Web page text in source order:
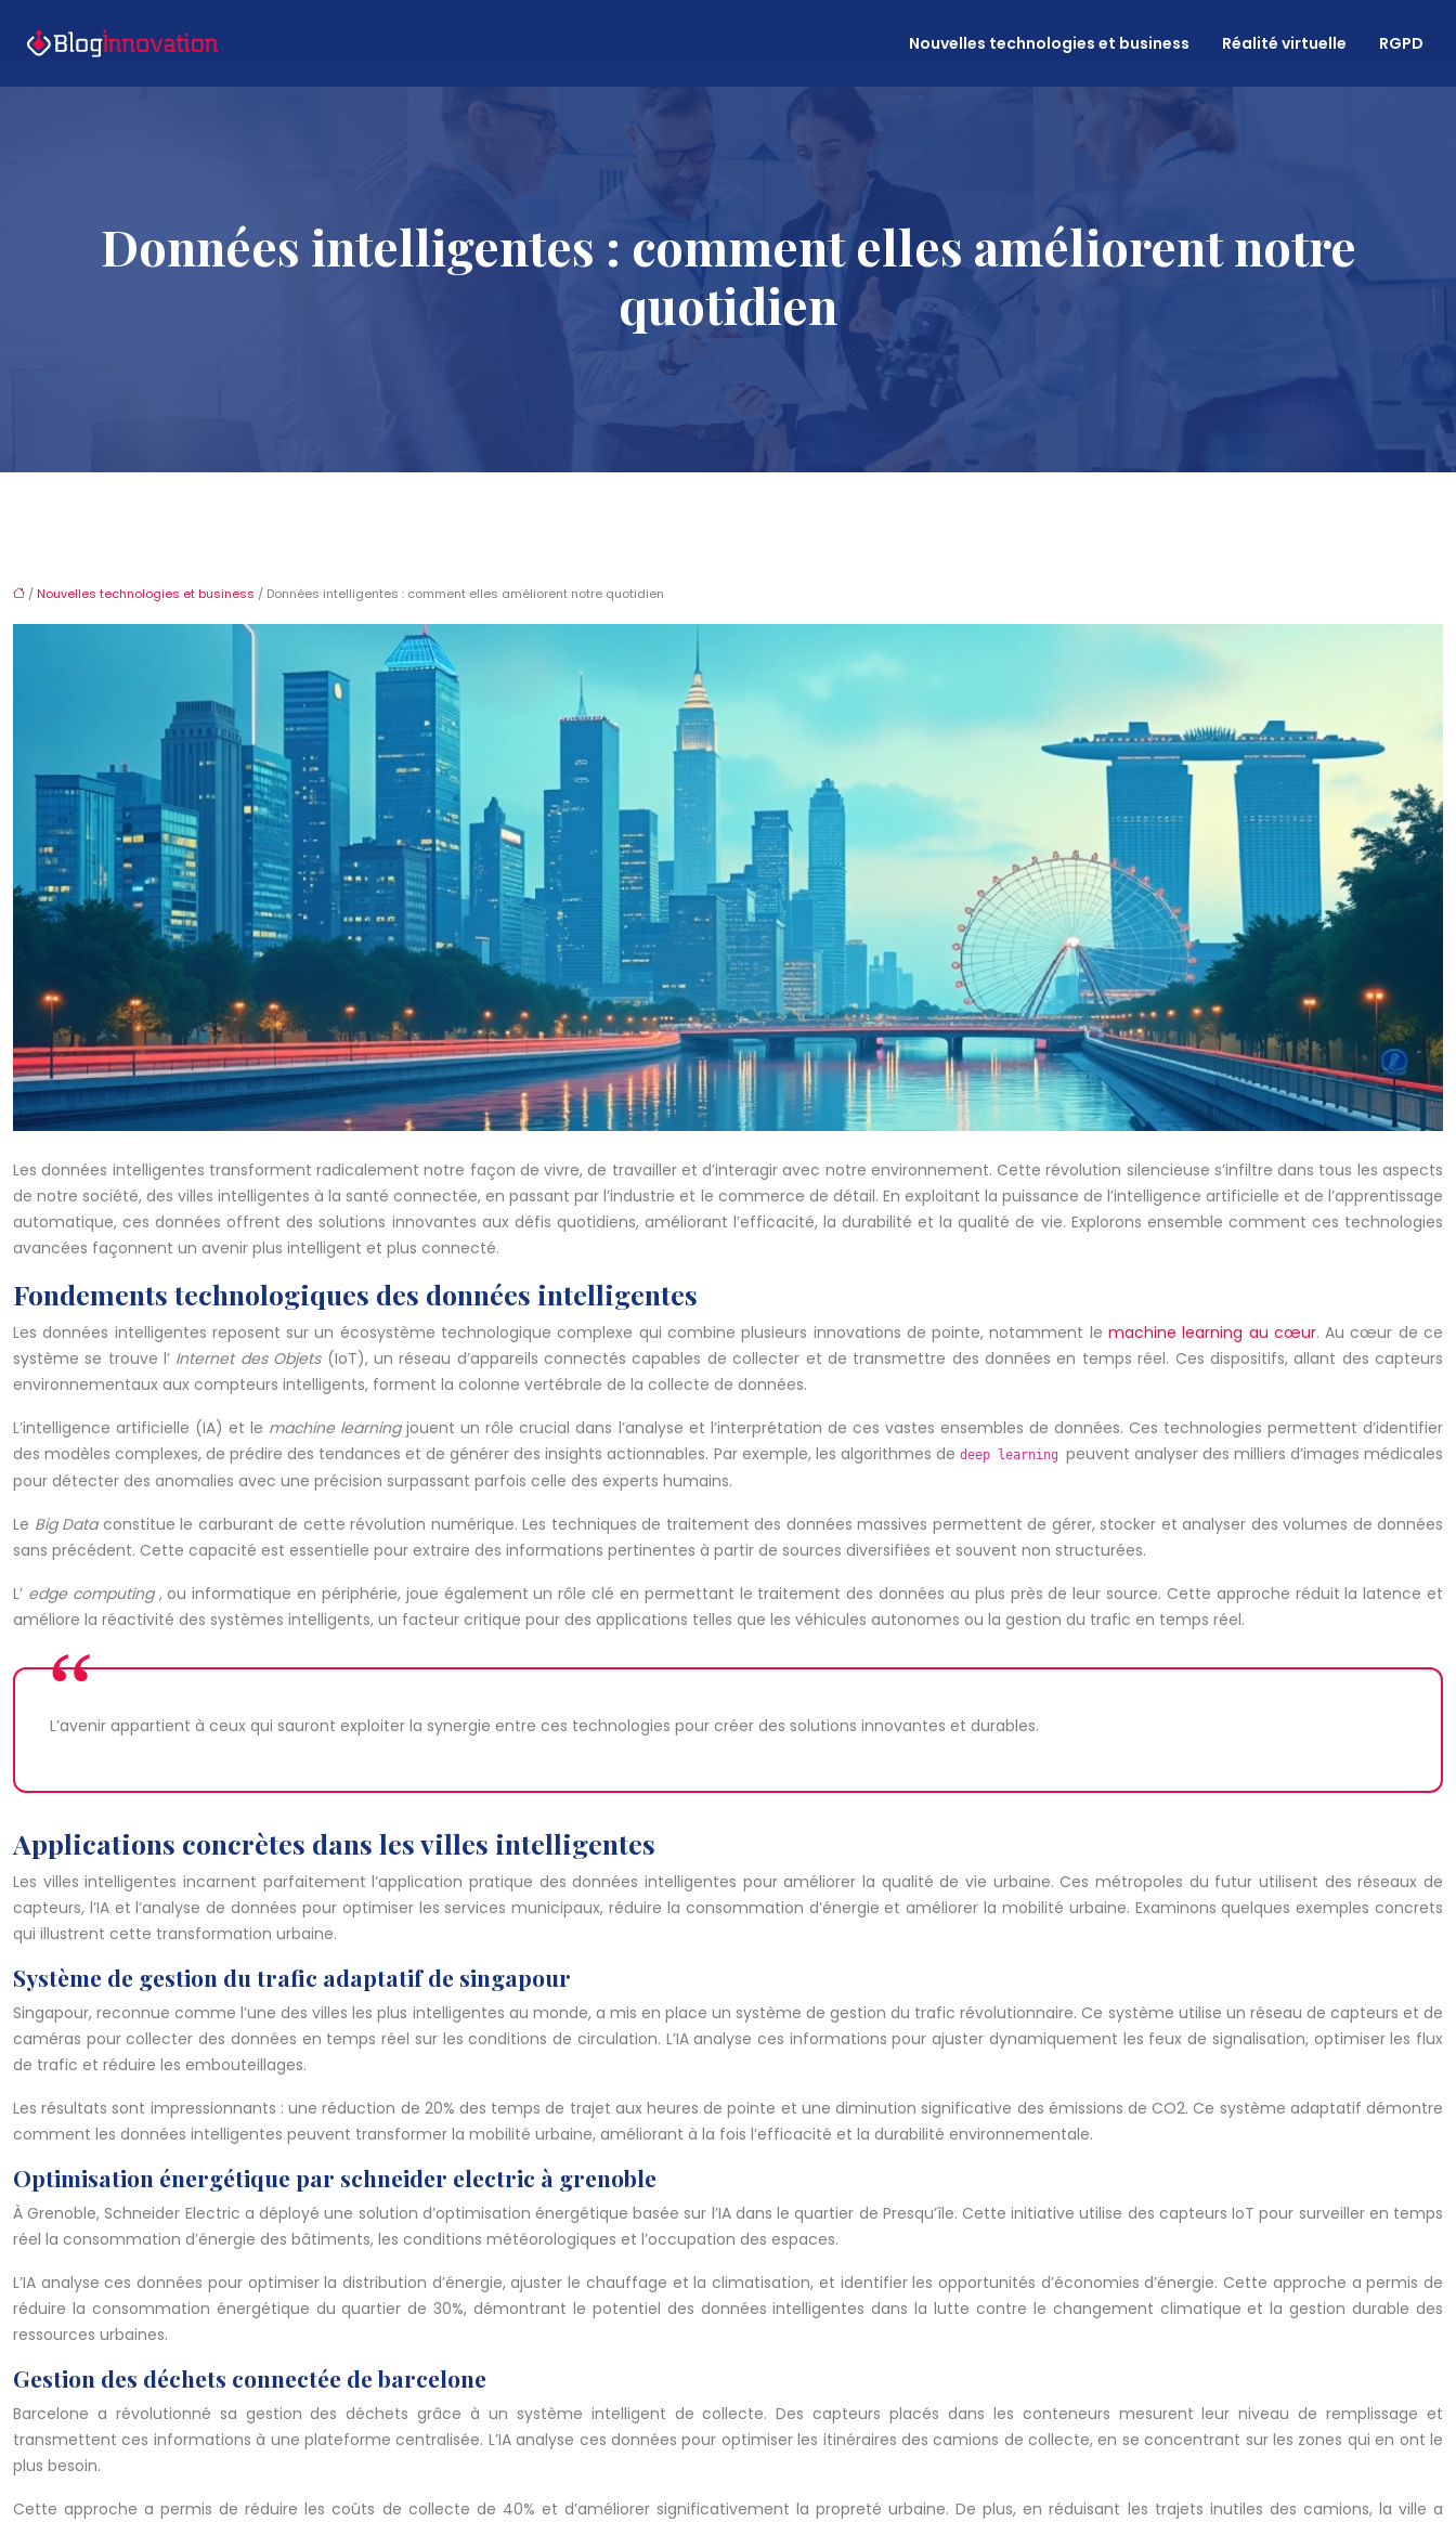
Nouvelles technologies et business Réalité virtuelle RGPD
Données intelligentes : comment elles améliorent notre
quotidien
/ Nouvelles technologies et business / Données intelligentes : comment elles améliorent notre quotidien
Les données intelligentes transforment radicalement notre façon de vivre, de travailler et d’interagir avec notre environnement. Cette révolution silencieuse s’infiltre dans tous les aspects
de notre société, des villes intelligentes à la santé connectée, en passant par l’industrie et le commerce de détail. En exploitant la puissance de l’intelligence artificielle et de l’apprentissage
automatique, ces données offrent des solutions innovantes aux défis quotidiens, améliorant l’efficacité, la durabilité et la qualité de vie. Explorons ensemble comment ces technologies
avancées façonnent un avenir plus intelligent et plus connecté.
Fondements technologiques des données intelligentes
Les données intelligentes reposent sur un écosystème technologique complexe qui combine plusieurs innovations de pointe, notamment le machine learning au cœur. Au cœur de ce
système se trouve l’ Internet des Objets (IoT), un réseau d’appareils connectés capables de collecter et de transmettre des données en temps réel. Ces dispositifs, allant des capteurs
environnementaux aux compteurs intelligents, forment la colonne vertébrale de la collecte de données.
L’intelligence artificielle (IA) et le machine learningjouent un rôle crucial dans l’analyse et l’interprétation de ces vastes ensembles de données. Ces technologies permettent d’identifier
des modèles complexes, de prédire des tendances et de générer des insights actionnables. Par exemple, les algorithmes de deep learning peuvent analyser des milliers d’images médicales
pour détecter des anomalies avec une précision surpassant parfois celle des experts humains.
Le Big Data constitue le carburant de cette révolution numérique. Les techniques de traitement des données massives permettent de gérer, stocker et analyser des volumes de données
sans précédent. Cette capacité est essentielle pour extraire des informations pertinentes à partir de sources diversifiées et souvent non structurées.
L’ edge computing , ou informatique en périphérie, joue également un rôle clé en permettant le traitement des données au plus près de leur source. Cette approche réduit la latence et
améliore la réactivité des systèmes intelligents, un facteur critique pour des applications telles que les véhicules autonomes ou la gestion du trafic en temps réel.
L’avenir appartient à ceux qui sauront exploiter la synergie entre ces technologies pour créer des solutions innovantes et durables.
Applications concrètes dans les villes intelligentes
Les villes intelligentes incarnent parfaitement l’application pratique des données intelligentes pour améliorer la qualité de vie urbaine. Ces métropoles du futur utilisent des réseaux de
capteurs, l’IA et l’analyse de données pour optimiser les services municipaux, réduire la consommation d’énergie et améliorer la mobilité urbaine. Examinons quelques exemples concrets
qui illustrent cette transformation urbaine.
Système de gestion du trafic adaptatif de singapour
Singapour, reconnue comme l’une des villes les plus intelligentes au monde, a mis en place un système de gestion du trafic révolutionnaire. Ce système utilise un réseau de capteurs et de
caméras pour collecter des données en temps réel sur les conditions de circulation. L’IA analyse ces informations pour ajuster dynamiquement les feux de signalisation, optimiser les flux
de trafic et réduire les embouteillages.
Les résultats sont impressionnants : une réduction de 20% des temps de trajet aux heures de pointe et une diminution significative des émissions de CO2. Ce système adaptatif démontre
comment les données intelligentes peuvent transformer la mobilité urbaine, améliorant à la fois l’efficacité et la durabilité environnementale.
Optimisation énergétique par schneider electric à grenoble
À Grenoble, Schneider Electric a déployé une solution d’optimisation énergétique basée sur l’IA dans le quartier de Presqu’île. Cette initiative utilise des capteurs IoT pour surveiller en temps
réel la consommation d’énergie des bâtiments, les conditions météorologiques et l’occupation des espaces.
L’IA analyse ces données pour optimiser la distribution d’énergie, ajuster le chauffage et la climatisation, et identifier les opportunités d’économies d’énergie. Cette approche a permis de
réduire la consommation énergétique du quartier de 30%, démontrant le potentiel des données intelligentes dans la lutte contre le changement climatique et la gestion durable des
ressources urbaines.
Gestion des déchets connectée de barcelone
Barcelone a révolutionné sa gestion des déchets grâce à un système intelligent de collecte. Des capteurs placés dans les conteneurs mesurent leur niveau de remplissage et
transmettent ces informations à une plateforme centralisée. L’IA analyse ces données pour optimiser les itinéraires des camions de collecte, en se concentrant sur les zones qui en ont le
plus besoin.
Cette approche a permis de réduire les coûts de collecte de 40% et d’améliorer significativement la propreté urbaine. De plus, en réduisant les trajets inutiles des camions, la ville a